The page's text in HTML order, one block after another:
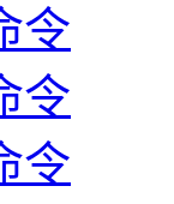
令
令
令